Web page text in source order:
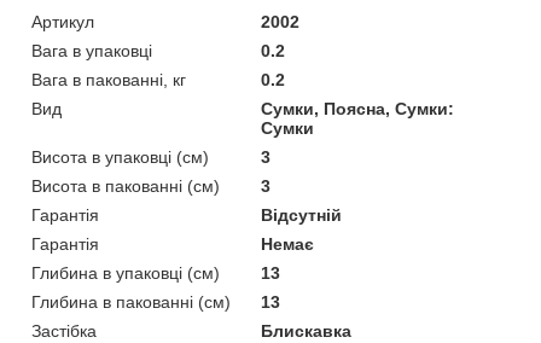
Артикул
2002
Вага в упаковці
0.2
Вага в пакованні, кг
0.2
Вид
Сумки, Поясна, Сумки:
Сумки
Висота в упаковці (см)
3
Висота в пакованні (см)
3
Гарантія
Відсутній
Гарантія
Немає
Глибина в упаковці (см)
13
Глибина в пакованні (см)
13
Застібка
Блискавка